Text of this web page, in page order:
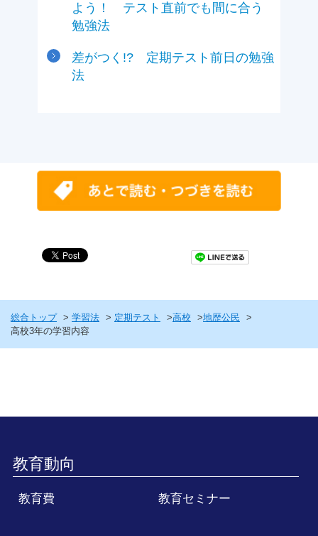
よう！ テスト直前でも間に合う
勉強法
差がつく!? 定期テスト前日の勉強
法
総合トップ 学習法 定期テスト 高校
地歴公民
高校3年の学習内容
教育動向
教育費 教育セミナー